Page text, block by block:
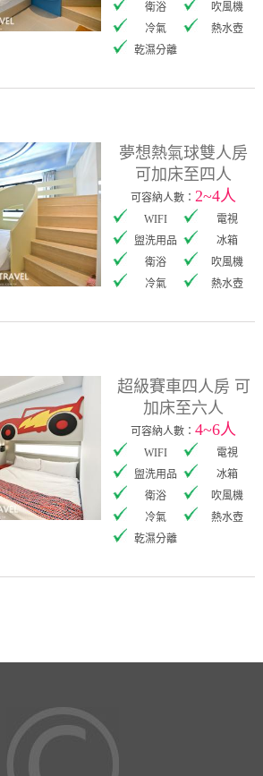
衛浴
吹風機
冷氣
熱水壺
乾濕分離
夢想熱氣球雙人房
可加床至四人
可容納人數：2~4人
WIFI
電視
盥洗用品
冰箱
衛浴
吹風機
冷氣
熱水壺
超級賽車四人房 可
加床至六人
可容納人數：4~6人
WIFI
電視
盥洗用品
冰箱
衛浴
吹風機
冷氣
熱水壺
乾濕分離